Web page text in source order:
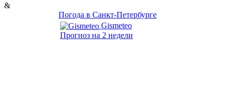
&
Погода в Санкт-Петербурге
Gismeteo
Прогноз на 2 недели